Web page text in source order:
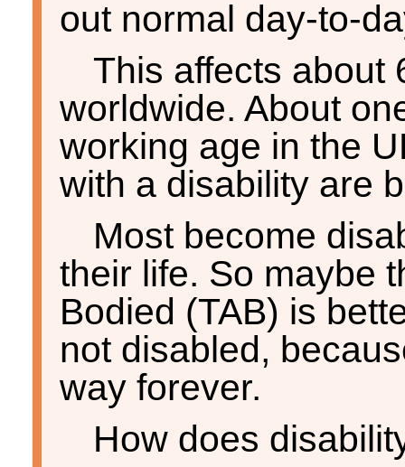
out normal day-to-
This affects about
worldwide. About
working age in the
with a disability are
Most become
their life. So maybe
Bodied (TAB) is
not disabled,
way forever.
How does